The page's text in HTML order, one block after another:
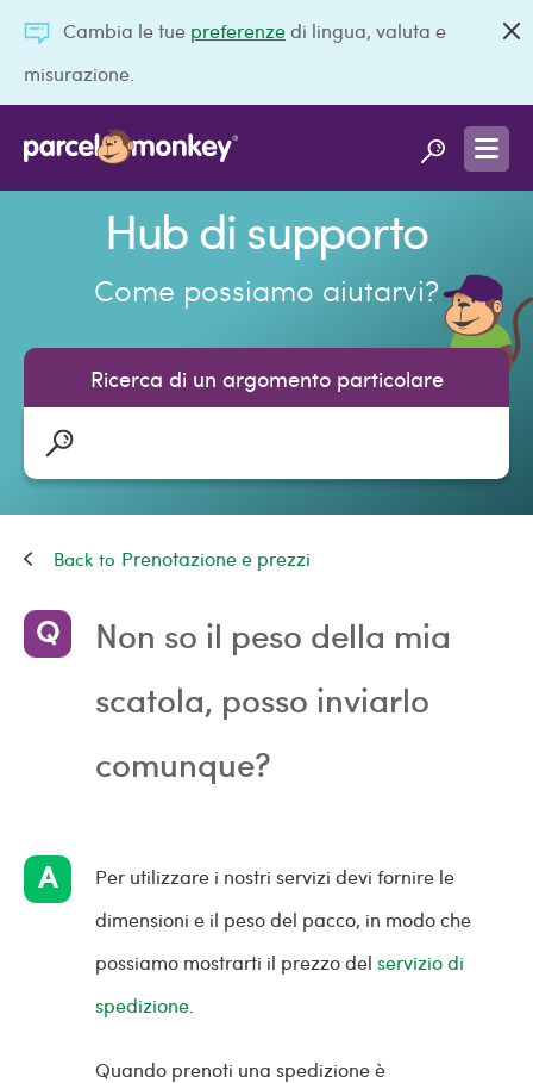
Cambia le tue preferenzedi lingua, valuta e
misurazione.
Hub di supporto
Come possiamo aiutarvi?
Ricerca di un argomento particolare
Prenotazione e prezzi
Non so il peso della mia
scatola, posso inviarlo
comunque?
Per utilizzare i nostri servizi devi fornire le
dimensioni e il peso del pacco, in modo che
possiamo mostrarti il prezzo del servizio di
spedizione
Quando prenoti una spedizione è